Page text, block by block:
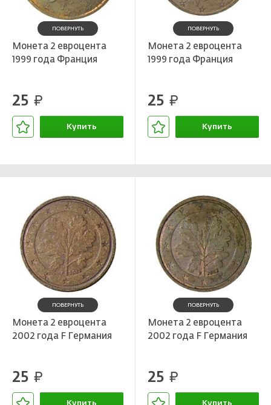
Лотерейные билеты
Смотреть все
Персоналии
Наука и образование
События и даты
ПОВЕРНУТЬ
Монета 2 евроцента
1999 года Франция
25 руб.
Купить
ПОВЕРНУТЬ
Монета 2 евроцента
1999 года Франция
25 руб.
Купить
ПОВЕРНУТЬ
Монета 2 евроцента
2002 года F Германия
25 руб.
Купить
ПОВЕРНУТЬ
Монета 2 евроцента
2002 года F Германия
25 руб.
Купить